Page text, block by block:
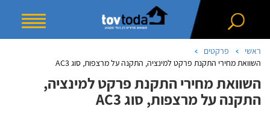
ראשי
פרקטים
השוואת מחירי התקנת פרקט למינציה, התקנה על מרצפות, סוג AC3
השוואת מחירי התקנת פרקט למינציה,
התקנה על מרצפות, סוג AC3